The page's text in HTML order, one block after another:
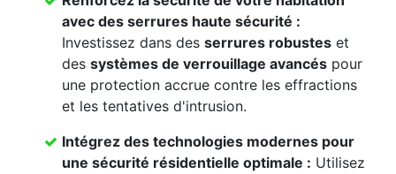
avec des serrures haute sécurité :
Investissez dans des serrures robustes et
des systèmes de verrouillage avancés pour
une protection accrue contre les effractions
et les tentatives d'intrusion.
Intégrez des technologies modernes pour
une sécurité résidentielle optimale : Utilisez